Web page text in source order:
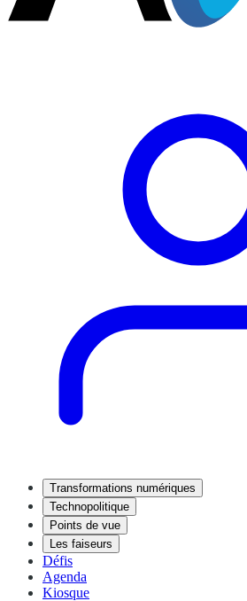
Transformations numériques
Technopolitique
Points de vue
Les faiseurs
Défis
Agenda
Kiosque